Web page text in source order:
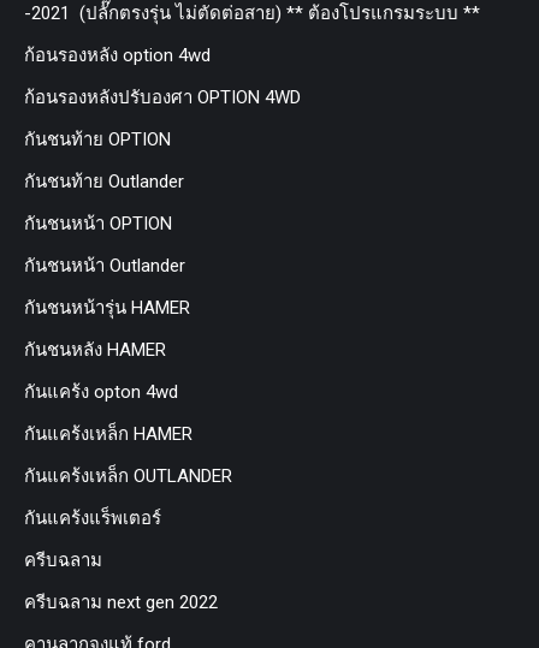
-2021 (ปลั๊กตรงรุ่น ไม่ตัดต่อสาย) ** ต้องโปรแกรมระบบ **
ก้อนรองหลัง option 4wd
ก้อนรองหลังปรับองศา OPTION 4WD
กันชนท้าย OPTION
กันชนท้าย Outlander
กันชนหน้า OPTION
กันชนหน้า Outlander
กันชนหน้ารุ่น HAMER
กันชนหลัง HAMER
กันแคร้ง opton 4wd
กันแคร้งเหล็ก HAMER
กันแคร้งเหล็ก OUTLANDER
กันแคร้งแร็พเตอร์
ครีบฉลาม
ครีบฉลาม next gen 2022